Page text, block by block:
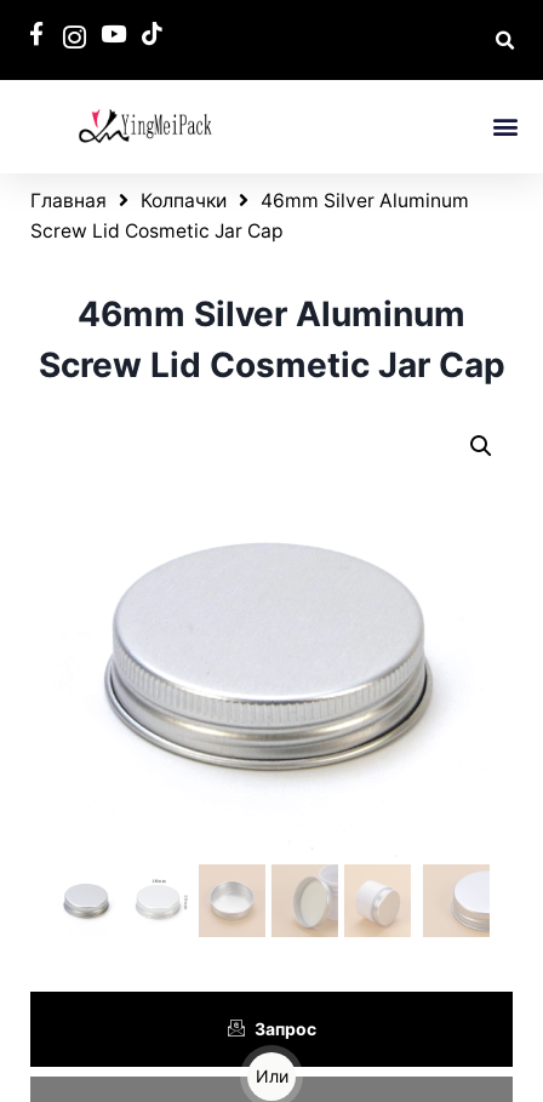
Главная Колпачки
46mm Silver Aluminum
Screw Lid Cosmetic Jar Cap
46mm Silver Aluminum
Screw Lid Cosmetic Jar Cap
Запрос
Или